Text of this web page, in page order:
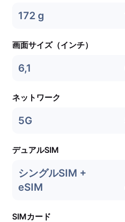
172 g
画面サイズ（インチ）
6,1
ネットワーク
5G
デュアルSIM
シングルSIM +
eSIM
SIMカード